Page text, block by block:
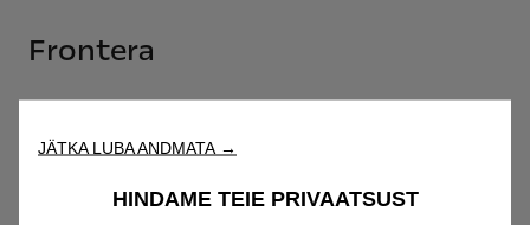
Frontera
JÄTKA LUBA ANDMATA →
HINDAME TEIE PRIVAATSUST